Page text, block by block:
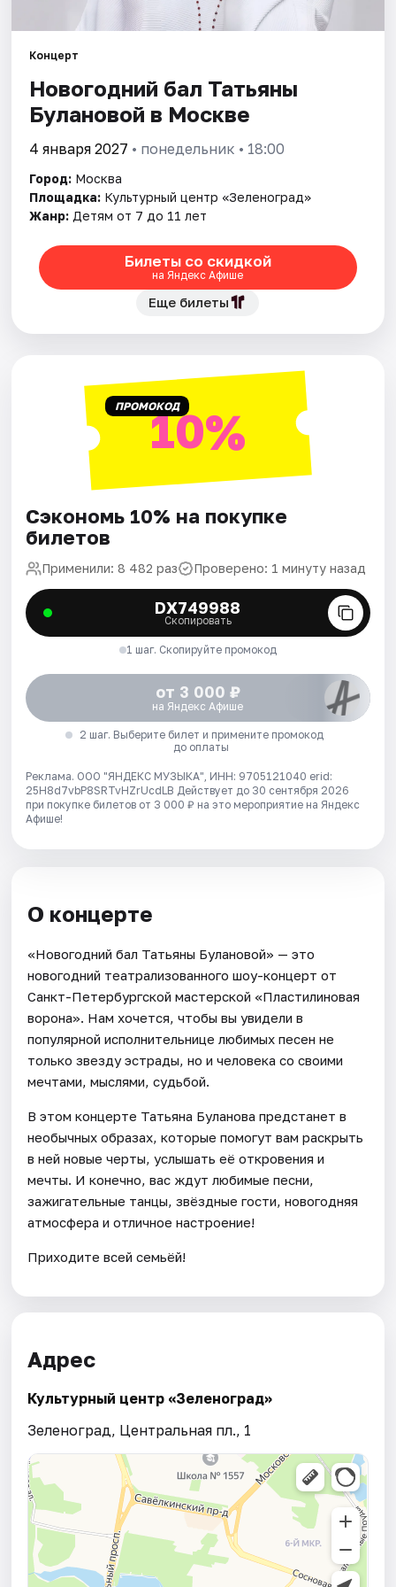
Площадки
Артисты
Концерт
Новогодний бал Татьяны
Булановой в Москве
4 января 2027 • понедельник • 18:00
Город: Москва
Площадка: Культурный центр «Зеленоград»
Жанр: Детям от 7 до 11 лет
Билеты со скидкой
на Яндекс Афише
Еще билеты
ПРОМОКОД10%
Сэкономь 10% на покупке
билетов
Применили: 8 482 раз Проверено: 1 минуту назад
DX749988
Скопировать
1 шаг. Скопируйте промокод
от 3 000 ₽
на Яндекс Афише
2 шаг. Выберите билет и примените промокод
до оплаты
Реклама. ООО "ЯНДЕКС МУЗЫКА", ИНН: 9705121040 erid:
25H8d7vbP8SRTvHZrUcdLB Действует до 30 сентября 2026
при покупке билетов от 3 000 ₽ на это мероприятие на Яндекс
Афише!
О концерте
«Новогодний бал Татьяны Булановой» — это
новогодний театрализованного шоу-концерт от
Санкт-Петербургской мастерской «Пластилиновая
ворона». Нам хочется, чтобы вы увидели в
популярной исполнительнице любимых песен не
только звезду эстрады, но и человека со своими
мечтами, мыслями, судьбой.
В этом концерте Татьяна Буланова предстанет в
необычных образах, которые помогут вам раскрыть
в ней новые черты, услышать её откровения и
мечты. И конечно, вас ждут любимые песни,
зажигательные танцы, звёздные гости, новогодняя
атмосфера и отличное настроение!
Приходите всей семьёй!
Адрес
Культурный центр «Зеленоград»
Зеленоград, Центральная пл., 1